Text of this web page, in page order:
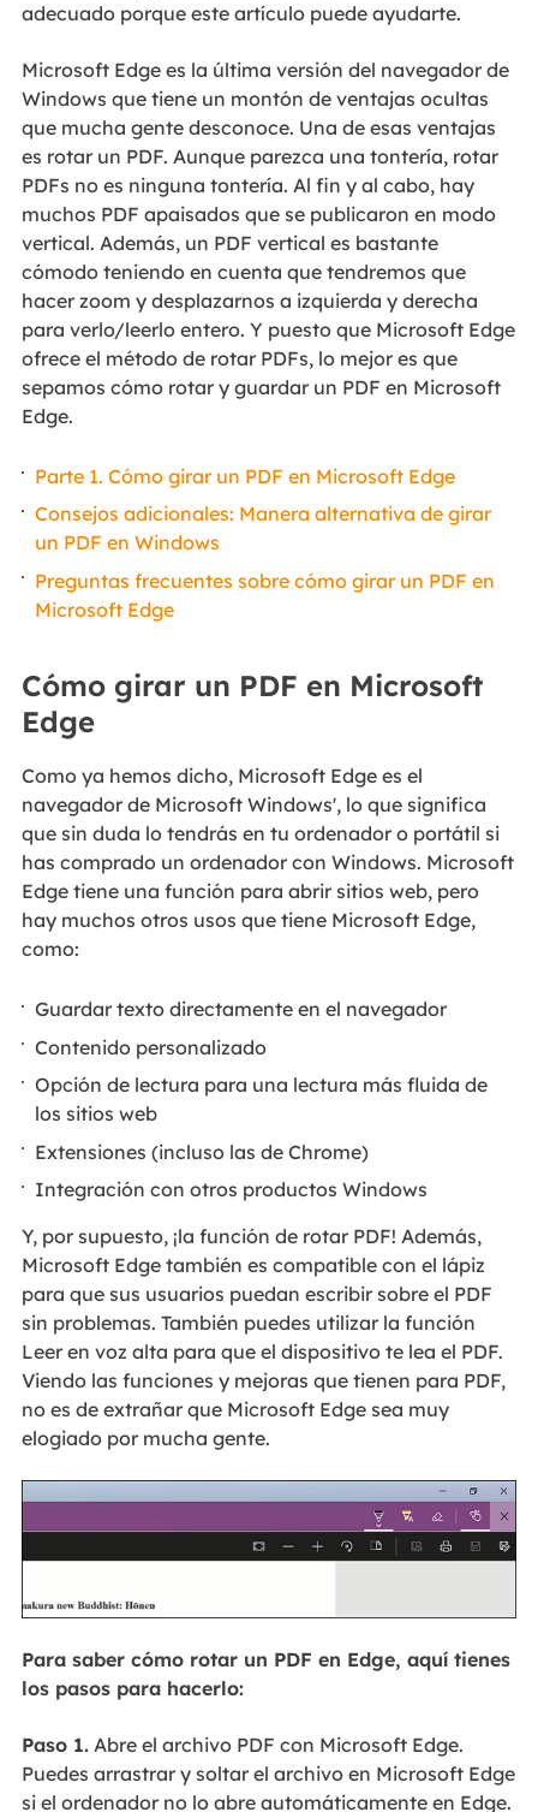
adecuado porque este artículo puede ayudarte.
Microsoft Edge es la última versión del navegador de
Windows que tiene un montón de ventajas ocultas
que mucha gente desconoce. Una de esas ventajas
es rotar un PDF. Aunque parezca una tontería, rotar
PDFs no es ninguna tontería. Al fin y al cabo, hay
muchos PDF apaisados que se publicaron en modo
vertical. Además, un PDF vertical es bastante
cómodo teniendo en cuenta que tendremos que
hacer zoom y desplazarnos a izquierda y derecha
para verlo/leerlo entero. Y puesto que Microsoft Edge
ofrece el método de rotar PDFs, lo mejor es que
sepamos cómo rotar y guardar un PDF en Microsoft
Edge.
Parte 1. Cómo girar un PDF en Microsoft Edge
Consejos adicionales: Manera alternativa de girar
un PDF en Windows
Preguntas frecuentes sobre cómo girar un PDF en
Microsoft Edge
Cómo girar un PDF en Microsoft
Edge
Como ya hemos dicho, Microsoft Edge es el
navegador de Microsoft Windows', lo que significa
que sin duda lo tendrás en tu ordenador o portátil si
has comprado un ordenador con Windows. Microsoft
Edge tiene una función para abrir sitios web, pero
hay muchos otros usos que tiene Microsoft Edge,
como:
Guardar texto directamente en el navegador
Contenido personalizado
Opción de lectura para una lectura más fluida de
los sitios web
Extensiones (incluso las de Chrome)
Integración con otros productos Windows
Y, por supuesto, ¡la función de rotar PDF! Además,
Microsoft Edge también es compatible con el lápiz
para que sus usuarios puedan escribir sobre el PDF
sin problemas. También puedes utilizar la función
Leer en voz alta para que el dispositivo te lea el PDF.
Viendo las funciones y mejoras que tienen para PDF,
no es de extrañar que Microsoft Edge sea muy
elogiado por mucha gente.
Para saber cómo rotar un PDF en Edge, aquí tienes
los pasos para hacerlo:
Paso 1.Abre el archivo PDF con Microsoft Edge.
Puedes arrastrar y soltar el archivo en Microsoft Edge
si el ordenador no lo abre automáticamente en Edge.